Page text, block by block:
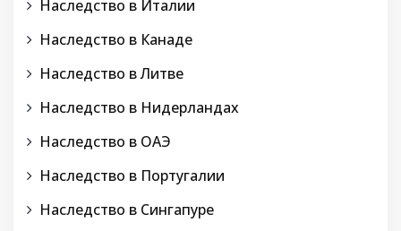
Наследство в Италии
Наследство в Канаде
Наследство в Литве
Наследство в Нидерландах
Наследство в ОАЭ
Наследство в Португалии
Наследство в Сингапуре